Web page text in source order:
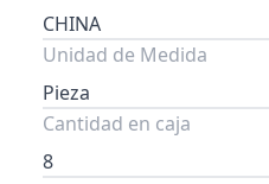
CHINA
Unidad de Medida
Pieza
Cantidad en caja
8